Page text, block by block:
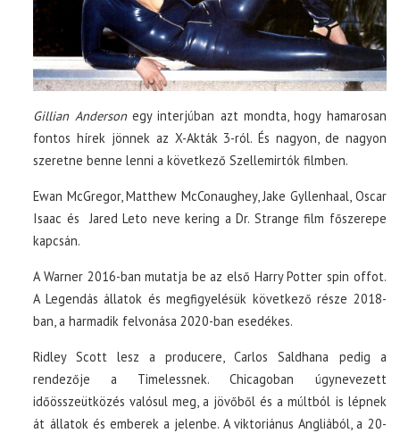
Gillian Andersonegy interjúban azt mondta, hogy hamarosan
fontos hírek jönnek az X-Akták 3-ról. És nagyon, de nagyon
szeretne benne lenni a következő Szellemirtók filmben.
Ewan McGregor, Matthew McConaughey, Jake Gyllenhaal, Oscar
Isaac és Jared Leto neve kering a Dr. Strange film főszerepe
kapcsán.
A Warner 2016-ban mutatja be az első Harry Potter spin offot.
A Legendás állatok és megfigyelésük következő része 2018-
ban, a harmadik felvonása 2020-ban esedékes.
Ridley Scott lesz a producere, Carlos Saldhana pedig a
rendezője a Timelessnek. Chicagoban úgynevezett
időösszeütközés valósul meg, a jövőből és a múltból is lépnek
át állatok és emberek a jelenbe. A viktoriánus Angliából, a 20-